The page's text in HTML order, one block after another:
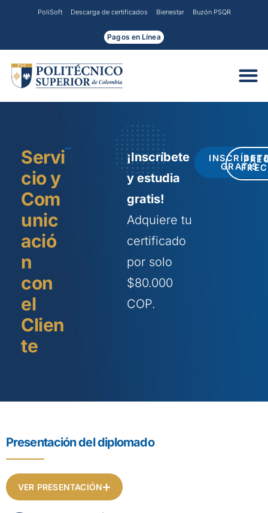
PoliSoft Descarga de certificados Bienestar Buzón PSQR
Pagos en Línea
Servi
cio y
Com
unic
ació
n
con
el
Clien
te
¡Inscríbete
y estudia
gratis!
Adquiere tu
certificado
por solo
$80.000
COP.
GRATIS
Presentación del diplomado
VER PRESENTACIÓN